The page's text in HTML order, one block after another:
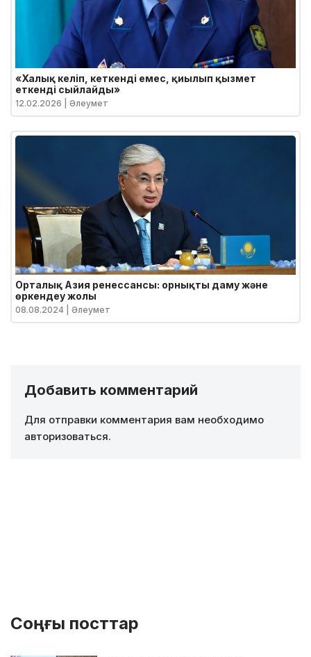
«Халық келіп, кеткенді емес, қиылып қызмет
еткенді сыйлайды»
12.02.2026 | Әлеумет
Орталық Азия ренессансы: орнықты даму және
өркендеу жолы
08.08.2024 | Әлеумет
Добавить комментарий
Для отправки комментария вам необходимо
авторизоваться.
Соңғы посттар